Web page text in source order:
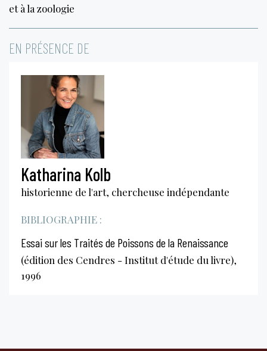
et à la zoologie
EN PRÉSENCE DE
Katharina Kolb
historienne de l'art, chercheuse indépendante
BIBLIOGRAPHIE :
Essai sur les Traités de Poissons de la Renaissance
(édition des Cendres - Institut d'étude du livre),
1996